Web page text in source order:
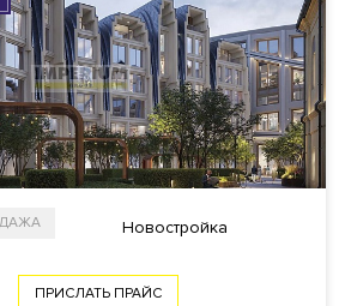
Новостройка
ПРИСЛАТЬ ПРАЙС